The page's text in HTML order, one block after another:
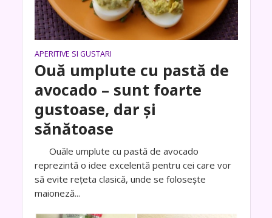
APERITIVE SI GUSTARI
Ouă umplute cu pastă de
avocado – sunt foarte
gustoase, dar și
sănătoase
Ouăle umplute cu pastă de avocado
reprezintă o idee excelentă pentru cei care vor
să evite rețeta clasică, unde se folosește
maioneză...